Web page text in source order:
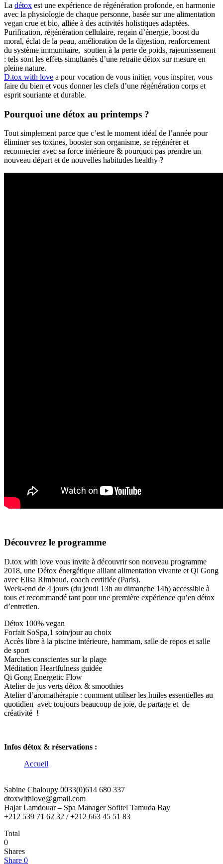
La détox est une expérience de régénération profonde, en harmonie
avec la physiologie de chaque personne, basée sur une alimentation
vegan crue et bio, alliée à des activités holistiques adaptées.
Purification, régénération cellulaire, regain d’énergie, boost du
moral, éclat de la peau, amélioration de la digestion, renforcement
du système immunitaire, soutien à la perte de poids, rajeunissement
: tels sont les effets simultanés d’une retraite détox sur mesure en
pleine nature.
D.tox with love a pour vocation de vous initier, vous inspirer, vous
faire du bien et vous donner les clefs d’une régénération corps et
esprit souriante et durable.
Pourquoi une détox au printemps ?
Tout simplement parce que c’est le moment idéal de l’année pour
éliminer ses toxines, booster son organisme, se régénérer et
reconnecter avec sa force intérieure & pourquoi pas prendre un
nouveau départ et de nouvelles habitudes healthy ?
Découvrez le programme
D.tox with love vous invite à découvrir son nouveau programme
2018, une Détox énergétique alliant alimentation vivante et Qi Gong
avec Elisa Rimbaud, coach certifiée (Paris).
Week-end de 4 jours (du jeudi 13h au dimanche 14h) accessible à
tous et recommandé tant pour une première expérience qu’en détox
d’entretien.
Détox 100% vegan
Forfait SoSpa,1 soin/jour au choix
Accès libre à la piscine intérieure, hammam, salle de repos et salle
de sport
Marches conscientes sur la plage
Méditation Heartfulness guidée
Qi Gong Energetic Flow
Atelier de jus verts détox & smoothies
Atelier d’aromathérapie : comment utiliser les huiles essentielles au
quotidien avec toujours beaucoup de joie, de partage et de
créativité !
Infos détox & réservations :
Accueil
Sabine Chaloupy 0033(0)614 680 337
dtoxwithlove@gmail.com
Hajar Lamdouar – Spa Manager Sofitel Tamuda Bay
+212 539 71 62 32 / +212 663 45 51 83
Total
0
Shares
Share 0